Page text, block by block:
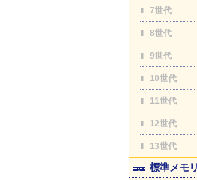
7世代
8世代
9世代
10世代
11世代
12世代
13世代
標準メモ